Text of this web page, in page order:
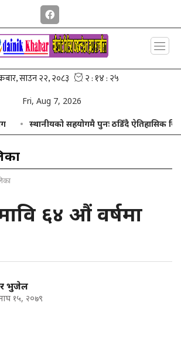
Fri, Aug 7, 2026
स्थानीयको सहयोगमै पुनः ठडिँदै ऐतिहासिक जिरेलको
६४ औं वर्षमा
भुजेल
१५, २०७९